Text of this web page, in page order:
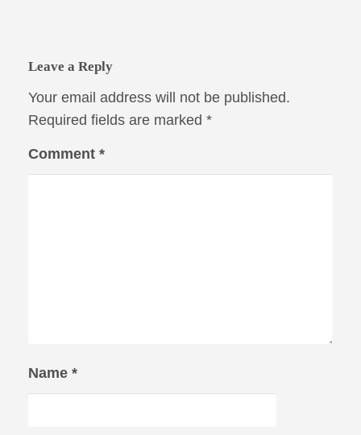
Leave a Reply
Your email address will not be published.
Required fields are marked *
Comment *
Name *